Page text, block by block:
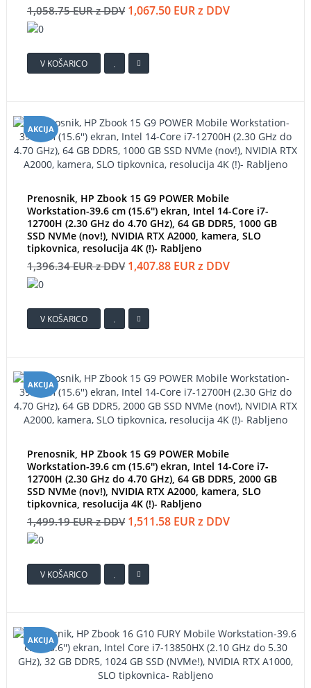
1,058.75 EUR z DDV 1,067.50 EUR z DDV
V KOŠARICO
AKCIJA
Prenosnik, HP Zbook 15 G9 POWER Mobile
Workstation-39.6 cm (15.6'') ekran, Intel 14-Core i7-
12700H (2.30 GHz do 4.70 GHz), 64 GB DDR5, 1000 GB
SSD NVMe (nov!), NVIDIA RTX A2000, kamera, SLO
tipkovnica, resolucija 4K (!)- Rabljeno
1,396.34 EUR z DDV 1,407.88 EUR z DDV
V KOŠARICO
AKCIJA
Prenosnik, HP Zbook 15 G9 POWER Mobile
Workstation-39.6 cm (15.6'') ekran, Intel 14-Core i7-
12700H (2.30 GHz do 4.70 GHz), 64 GB DDR5, 2000 GB
SSD NVMe (nov!), NVIDIA RTX A2000, kamera, SLO
tipkovnica, resolucija 4K (!)- Rabljeno
1,499.19 EUR z DDV 1,511.58 EUR z DDV
V KOŠARICO
AKCIJA